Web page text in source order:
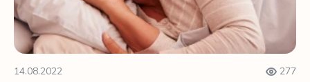
14.08.2022 277